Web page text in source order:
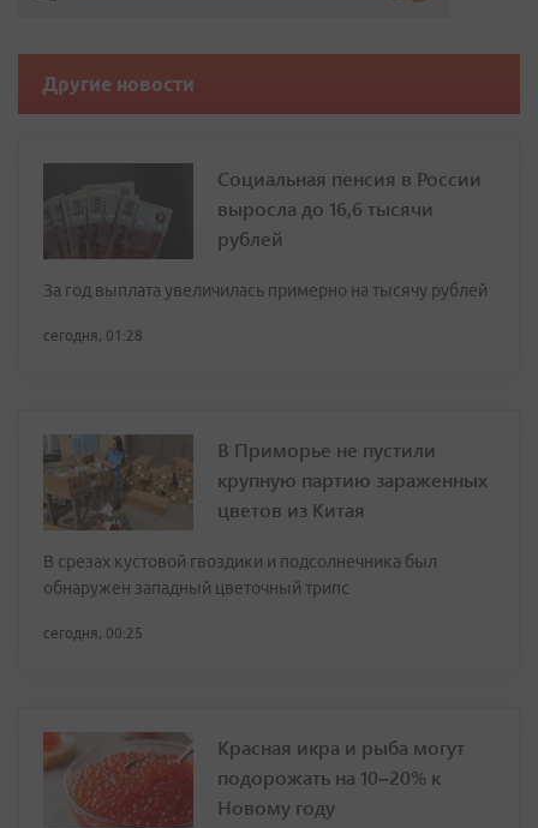
Другие новости
Социальная пенсия в России
выросла до 16,6 тысячи
рублей
За год выплата увеличилась примерно на тысячу рублей
сегодня, 01:28
В Приморье не пустили
крупную партию зараженных
цветов из Китая
В срезах кустовой гвоздики и подсолнечника был
обнаружен западный цветочный трипс
сегодня, 00:25
Красная икра и рыба могут
подорожать на 10–20% к
Новому году